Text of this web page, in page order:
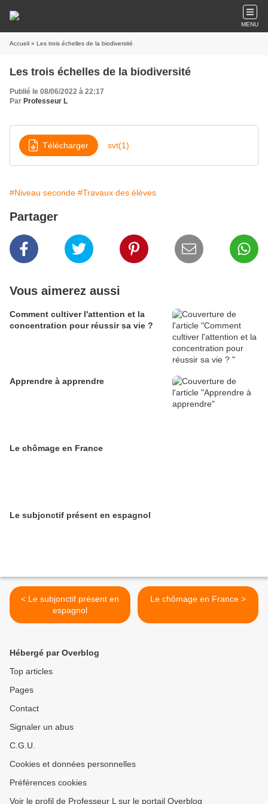
MENU
Accueil » Les trois échelles de la biodiversité
Les trois échelles de la biodiversité
Publié le 08/06/2022 à 22:17
Par Professeur L
Télécharger svt(1)
#Niveau seconde #Travaux des élèves
Partager
Vous aimerez aussi
Comment cultiver l'attention et la
concentration pour réussir sa vie ?
Apprendre à apprendre
Le chômage en France
Le subjonctif présent en espagnol
< Le subjonctif présent en
espagnol
Le chômage en France >
Hébergé par Overblog
Top articles
Pages
Contact
Signaler un abus
C.G.U.
Cookies et données personnelles
Préférences cookies
Voir le profil de Professeur L sur le portail Overblog